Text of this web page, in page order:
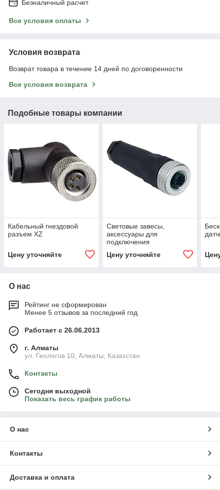
Безналичный расчет
Все условия оплаты
Условия возврата
Возврат товара в течение 14 дней по договоренности
Все условия возврата
Подобные товары компании
Кабельный гнездовой
разъем XZ
Цену уточняйте
Световые завесы,
аксессуары для
подключения
Цену уточняйте
О нас
Рейтинг не сформирован
Менее 5 отзывов за последний год
Работает с 26.06.2013
г. Алматы
ул. Геологов 10, Алматы, Казахстан
Контакты
Сегодня выходной
Показать весь график работы
О нас
Контакты
Доставка и оплата